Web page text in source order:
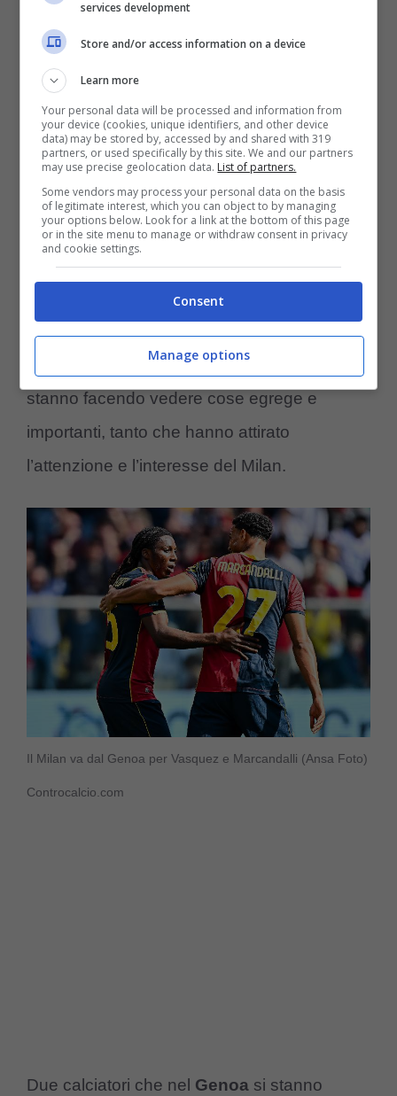
perché il Milan che torna in
Europa ha
bisogno di giocatori pronti ed esperti e che
sappiano il fatto loro.
Ci sono alcuni giocatori che sono stati messi
nel mirino e sono in serie A, principalmente in
una squadra che in questo momento si sta
mettendo in evidenza come il Genoa e nei
Johan Vasquez e Alessandro
perché con il lavoro di Daniele De Rossi
stanno facendo vedere cose egrege e
importanti, tanto che hanno attirato
l’attenzione e l’interesse del Milan.
Il Milan va dal Genoa per Vasquez e Marcandalli (Ansa Foto)
Controcalcio.com
Due calciatori che nel Genoa si stanno
services development
Store and/or access information on a device
Learn more
Your personal data will be processed and information from
your device (cookies, unique identifiers, and other device
data) may be stored by, accessed by and shared with 319
partners, or used specifically by this site. We and our partners
may use precise geolocation data. List of partners.
Some vendors may process your personal data on the basis
of legitimate interest, which you can object to by managing
your options below. Look for a link at the bottom of this page
or in the site menu to manage or withdraw consent in privacy
and cookie settings.
Consent
Manage options